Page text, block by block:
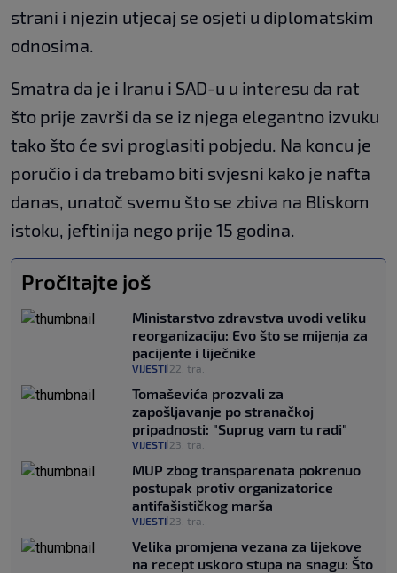
strani i njezin utjecaj se osjeti u diplomatskim
odnosima.
Smatra da je i Iranu i SAD-u u interesu da rat
što prije završi da se iz njega elegantno izvuku
tako što će svi proglasiti pobjedu. Na koncu je
poručio i da trebamo biti svjesni kako je nafta
danas, unatoč svemu što se zbiva na Bliskom
istoku, jeftinija nego prije 15 godina.
Pročitajte još
Ministarstvo zdravstva uvodi veliku
reorganizaciju: Evo što se mijenja za
pacijente i liječnike
VIJESTI 22. tra.
Tomaševića prozvali za
zapošljavanje po stranačkoj
pripadnosti: "Suprug vam tu radi"
VIJESTI 23. tra.
MUP zbog transparenata pokrenuo
postupak protiv organizatorice
antifašističkog marša
VIJESTI 23. tra.
Velika promjena vezana za lijekove
na recept uskoro stupa na snagu: Što